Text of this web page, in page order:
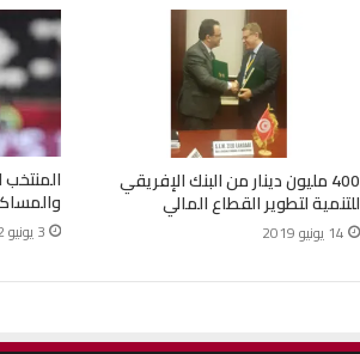
400 مليون دينار من البنك الإفريقي
للتنمية لتطوير القطاع المالي
14 يونيو 2019 3 يونيو 2022